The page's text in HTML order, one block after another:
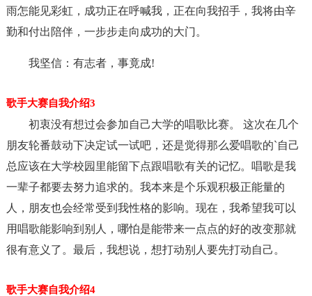
雨怎能见彩虹，成功正在呼喊我，正在向我招手，我将由辛
勤和付出陪伴，一步步走向成功的大门。
我坚信：有志者，事竟成!
歌手大赛自我介绍3
初衷没有想过会参加自己大学的唱歌比赛。 这次在几个
朋友轮番鼓动下决定试一试吧，还是觉得那么爱唱歌的`自己
总应该在大学校园里能留下点跟唱歌有关的记忆。唱歌是我
一辈子都要去努力追求的。我本来是个乐观积极正能量的
人，朋友也会经常受到我性格的影响。现在，我希望我可以
用唱歌能影响到别人，哪怕是能带来一点点的好的改变那就
很有意义了。最后，我想说，想打动别人要先打动自己。
歌手大赛自我介绍4